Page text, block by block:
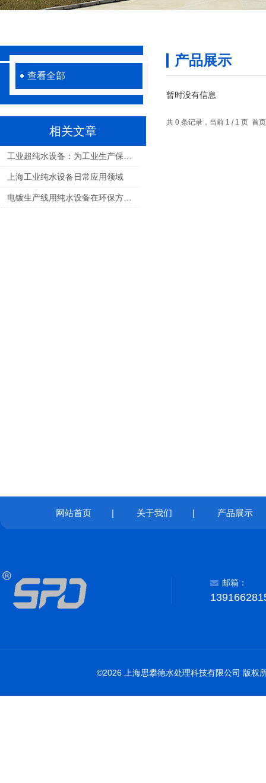
查看全部
相关文章
上海工业纯水设备日常应用领域
产品展示
暂时没有信息
共 0 条记录，当前 1 / 1 页 首
网站首页 | 关于我们 | 产品展示
邮箱：
©2026 上海思攀德水处理科技有限公司 版权